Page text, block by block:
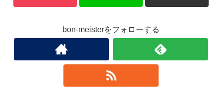
bon-meisterをフォローする